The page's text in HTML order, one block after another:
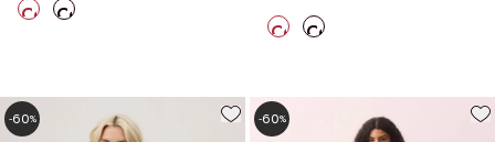
-60% -60%